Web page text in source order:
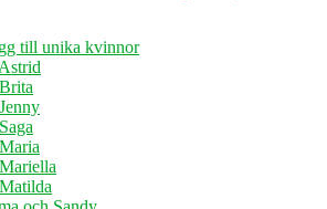
till unika kvinnor